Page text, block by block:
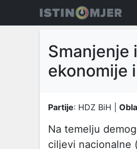
Smanjenje
ekonomije
Partije: HDZ BiH |
Na temelju
ciljevi nacionalne